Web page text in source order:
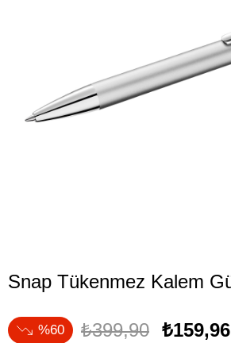
Snap Tükenmez Kalem
60 ₺399,90 ₺159,96